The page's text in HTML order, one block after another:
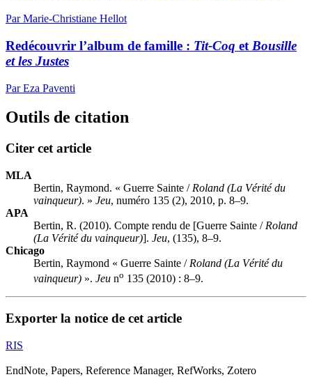
Par Marie-Christiane Hellot
Redécouvrir l’album de famille : Tit-Coq et Bousille
et les Justes
Par Eza Paventi
Outils de citation
Citer cet article
MLA
Bertin, Raymond. « Guerre Sainte / Roland (La Vérité du
vainqueur). » Jeu, numéro 135 (2), 2010, p. 8–9.
APA
Bertin, R. (2010). Compte rendu de [Guerre Sainte / Roland
(La Vérité du vainqueur)]. Jeu, (135), 8–9.
Chicago
Bertin, Raymond « Guerre Sainte / Roland (La Vérité du
vainqueur) ». Jeu no 135 (2010) : 8–9.
Exporter la notice de cet article
RIS
EndNote, Papers, Reference Manager, RefWorks, Zotero